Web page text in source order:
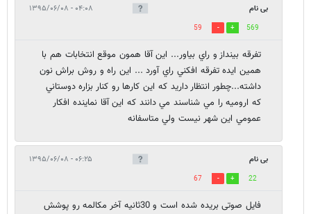
بی نام ۰۴:۰۸ - ۱۳۹۵/۰۶/۰۸
569
59
تفرقه بينداز و راي بياور... اين آقا همون موقع انتخابات هم با
همين ايده تفرقه افكني راي آورد ... اين راه و روش براش نون
داشته...چطور انتظار داريد كه اين كارها رو كنار بزاره دوستاني
كه اروميه را مي شناسند مي دانند كه اين آقا نماينده افكار
عمومي اين شهر نيست ولي متاسفانه
بی نام ۰۶:۲۵ - ۱۳۹۵/۰۶/۰۸
22
67
فایل صوتی بریده شده است و 30ثانیه آخر مکالمه رو پوشش